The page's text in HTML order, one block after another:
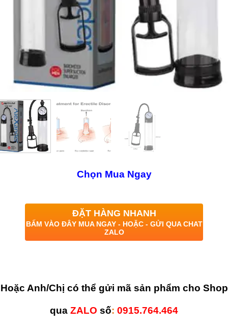
Chọn Mua Ngay
ĐẶT HÀNG NHANH
BẤM VÀO ĐÂY MUA NGAY - HOẶC - GỬI QUA CHAT
ZALO
Hoặc Anh/Chị có thể gửi mã sản phẩm cho Shop
qua ZALO số: 0915.764.464